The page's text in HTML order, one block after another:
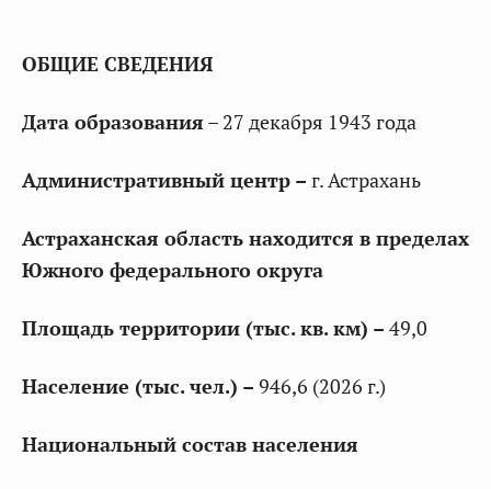
ОБЩИЕ СВЕДЕНИЯ
Дата образования – 27 декабря 1943 года
Административный центр – г. Астрахань
Астраханская область находится в пределах
Южного федерального округа
Площадь территории (тыс. кв. км) – 49,0
Население (тыс. чел.) – 946,6 (2026 г.)
Национальный состав населения